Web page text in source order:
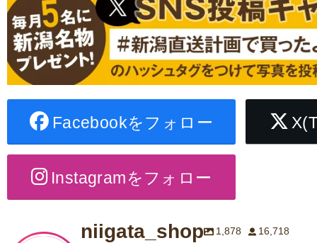
Facebookをフォロー
Instagramをフォロー
niigata_shop 1,878
16,718